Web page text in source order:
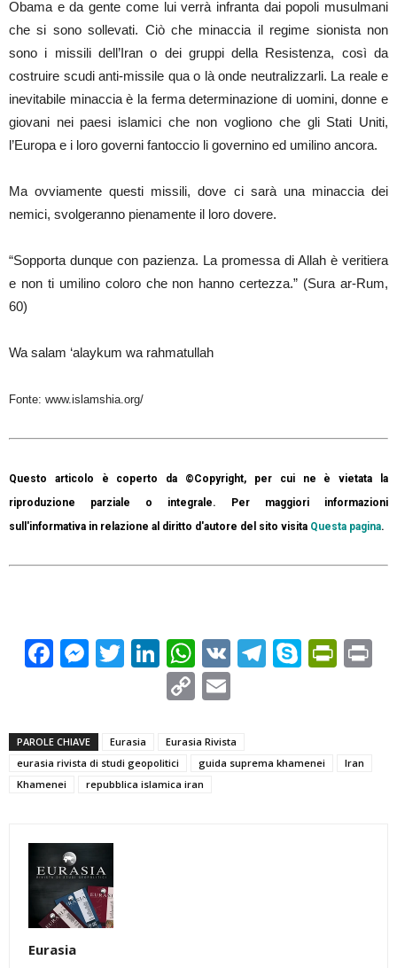
Obama e da gente come lui verrà infranta dai popoli musulmani
che si sono sollevati. Ciò che minaccia il regime sionista non
sono i missili dell’Iran o dei gruppi della Resistenza, così da
costruire scudi anti-missile qua o là onde neutralizzarli. La reale e
inevitabile minaccia è la ferma determinazione di uomini, donne e
giovani nei paesi islamici che non vogliono che gli Stati Uniti,
l’Europa e i loro governi fantoccio li governino ed umilino ancora.
Ma ovviamente questi missili, dove ci sarà una minaccia dei
nemici, svolgeranno pienamente il loro dovere.
“Sopporta dunque con pazienza. La promessa di Allah è veritiera
e non ti umilino coloro che non hanno certezza.” (Sura ar-Rum,
60)
Wa salam ‘alaykum wa rahmatullah
Fonte: www.islamshia.org/
Questo articolo è coperto da ©Copyright, per cui ne è vietata la
riproduzione parziale o integrale. Per maggiori informazioni
sull'informativa in relazione al diritto d'autore del sito visita Questa pagina.
Facebook
Messenger
TwitterLinkedIn
WhatsApp
VK Telegram
Skype
Copy
PAROLE CHIAVE Eurasia
Eurasia Rivista
eurasia rivista di studi geopolitici
guida suprema khamenei
Iran
Khamenei
repubblica islamica iran
Eurasia